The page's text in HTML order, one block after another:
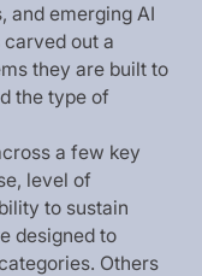
, and emerging AI
carved out a
ms they are built to
d the type of
cross a few key
e, level of
bility to sustain
e designed to
ategories. Others